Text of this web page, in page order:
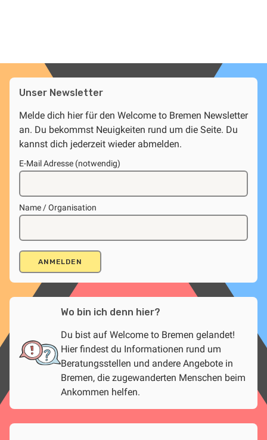
Unser Newsletter
Melde dich hier für den Welcome to Bremen Newsletter
an. Du bekommst Neuigkeiten rund um die Seite. Du
kannst dich jederzeit wieder abmelden.
E-Mail Adresse (notwendig)
Name / Organisation
Wo bin ich denn hier?
Du bist auf Welcome to Bremen gelandet!
Hier findest du Informationen rund um
Beratungsstellen und andere Angebote in
Bremen, die zugewanderten Menschen beim
Ankommen helfen.